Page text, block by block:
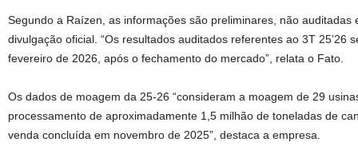
Segundo a Raízen, as informações são preliminares, não auditadas
divulgação oficial. “Os resultados auditados referentes ao 3T 25’26
fevereiro de 2026, após o fechamento do mercado”, relata o Fato.
Os dados de moagem da 25-26 “consideram a moagem de 29
processamento de aproximadamente 1,5 milhão de toneladas de
venda concluída em novembro de 2025”, destaca a empresa.